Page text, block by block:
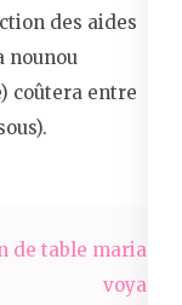
des aides
nounou
coûtera entre
de table mariage
voyage